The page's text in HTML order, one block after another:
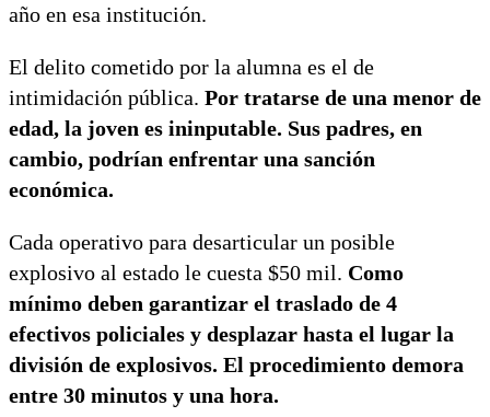
año en esa institución.
El delito cometido por la alumna es el de
intimidación pública. Por tratarse de una menor de
edad, la joven es ininputable. Sus padres, en
cambio, podrían enfrentar una sanción
económica.
Cada operativo para desarticular un posible
explosivo al estado le cuesta $50 mil. Como
mínimo deben garantizar el traslado de 4
efectivos policiales y desplazar hasta el lugar la
división de explosivos. El procedimiento demora
entre 30 minutos y una hora.